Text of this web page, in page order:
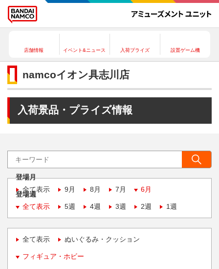
店舗情報 イベント&ニュース 入荷プライズ 設置ゲーム機
namcoイオン具志川店
入荷景品・プライズ情報
登場月
全て表示
9月 8月 7月 6月
登場週
全て表示
5週 4週 3週 2週 1週
全て表示 ぬいぐるみ・クッション
フィギュア・ホビー